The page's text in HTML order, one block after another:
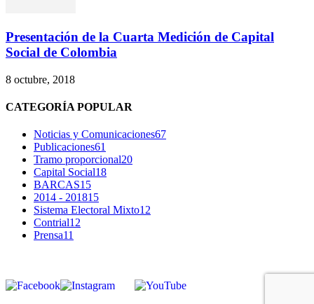
Presentación de la Cuarta Medición de Capital
Social de Colombia
8 octubre, 2018
CATEGORÍA POPULAR
Noticias y Comunicaciones67
Publicaciones61
Tramo proporcional20
Capital Social18
BARCAS15
2014 - 201815
Sistema Electoral Mixto12
Contrial12
Prensa11